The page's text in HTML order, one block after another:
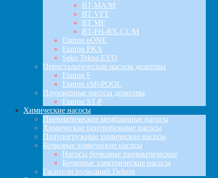
BT-MA/M
BT VFT
BT MF
BT-PH-RX-CL/M
Etatron eONE
Etatron PKX
Seko Tekna EVO
Перистальтические насосы дозаторы
Etatron F
Etatron eMyPOOL
Плунжерные насосы дозаторы
Etatron ST-P
Химические насосы
Пневматические мембранные насосы
Химические центробежные насосы
Полупогружные химические насосы
Бочковые химические насосы
Насосы бочковые пневматические
Бочковые электрические насосы
Гасители пульсаций Debem